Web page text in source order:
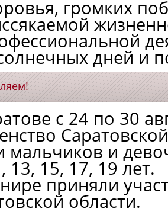
громких
дней и
с 24 по 30
мальчиков и
13, 15, 17, 19 лет.
приняли
области.